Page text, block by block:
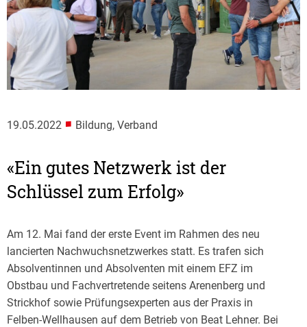
19.05.2022 ■ Bildung, Verband
«Ein gutes Netzwerk ist der
Schlüssel zum Erfolg»
Am 12. Mai fand der erste Event im Rahmen des neu
lancierten Nachwuchsnetzwerkes statt. Es trafen sich
Absolventinnen und Absolventen mit einem EFZ im
Obstbau und Fachvertretende seitens Arenenberg und
Strickhof sowie Prüfungsexperten aus der Praxis in
Felben-Wellhausen auf dem Betrieb von Beat Lehner. Bei